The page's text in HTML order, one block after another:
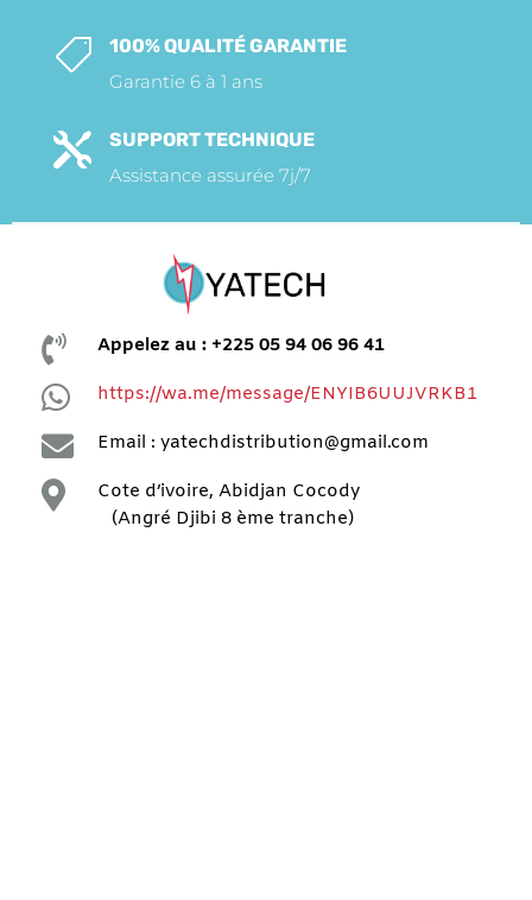

100% QUALITÉ GARANTIE
Garantie 6 à 1 ans

SUPPORT TECHNIQUE
Assistance assurée 7j/7
 Appelez au : +225 05 94 06 96 41
 https://wa.me/message/ENYIB6UUJVRKB1
 Email : yatechdistribution@gmail.com

Cote d’ivoire, Abidjan Cocody
(Angré Djibi 8 ème tranche)